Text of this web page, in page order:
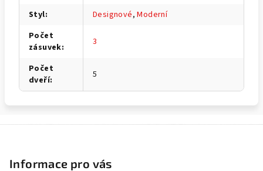
Styl: Designové,Moderní
Počet
zásuvek: 3
Počet
dveří: 5
Informace pro vás